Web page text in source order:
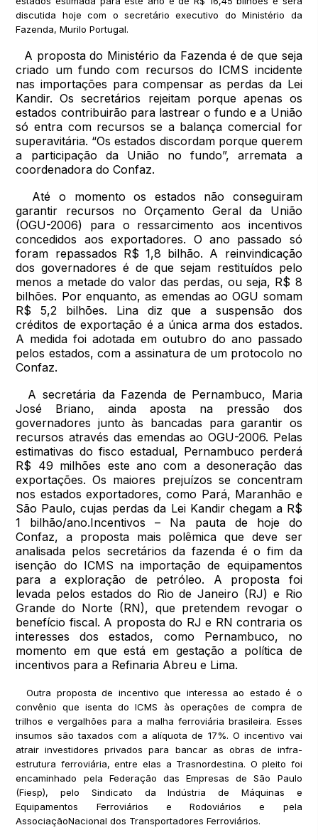
discutida hoje com o secretário executivo do Ministério da
Fazenda, Murilo Portugal.
A proposta do Ministério da Fazenda é de que seja
criado um fundo com recursos do ICMS incidente
nas importações para compensar as perdas da Lei
Kandir. Os secretários rejeitam porque apenas os
estados contribuirão para lastrear o fundo e a União
só entra com recursos se a balança comercial for
superavitária. “Os estados discordam porque querem
a participação da União no fundo”, arremata a
coordenadora do Confaz.
Até o momento os estados não conseguiram
garantir recursos no Orçamento Geral da União
(OGU-2006) para o ressarcimento aos incentivos
concedidos aos exportadores. O ano passado só
foram repassados R$ 1,8 bilhão. A reinvindicação
dos governadores é de que sejam restituídos pelo
menos a metade do valor das perdas, ou seja, R$ 8
bilhões. Por enquanto, as emendas ao OGU somam
R$ 5,2 bilhões. Lina diz que a suspensão dos
créditos de exportação é a única arma dos estados.
A medida foi adotada em outubro do ano passado
pelos estados, com a assinatura de um protocolo no
Confaz.
A secretária da Fazenda de Pernambuco, Maria
José Briano, ainda aposta na pressão dos
governadores junto às bancadas para garantir os
recursos através das emendas ao OGU-2006. Pelas
estimativas do fisco estadual, Pernambuco perderá
R$ 49 milhões este ano com a desoneração das
exportações. Os maiores prejuízos se concentram
nos estados exportadores, como Pará, Maranhão e
São Paulo, cujas perdas da Lei Kandir chegam a R$
1 bilhão/ano.Incentivos – Na pauta de hoje do
Confaz, a proposta mais polêmica que deve ser
analisada pelos secretários da fazenda é o fim da
isenção do ICMS na importação de equipamentos
para a exploração de petróleo. A proposta foi
levada pelos estados do Rio de Janeiro (RJ) e Rio
Grande do Norte (RN), que pretendem revogar o
benefício fiscal. A proposta do RJ e RN contraria os
interesses dos estados, como Pernambuco, no
momento em que está em gestação a política de
incentivos para a Refinaria Abreu e Lima.
Outra proposta de incentivo que interessa ao estado é o
convênio que isenta do ICMS às operações de compra de
trilhos e vergalhões para a malha ferroviária brasileira. Esses
insumos são taxados com a alíquota de 17%. O incentivo vai
atrair investidores privados para bancar as obras de infra-
estrutura ferroviária, entre elas a Trasnordestina. O pleito foi
encaminhado pela Federação das Empresas de São Paulo
(Fiesp), pelo Sindicato da Indústria de Máquinas e
Equipamentos Ferroviários e Rodoviários e pela
AssociaçãoNacional dos Transportadores Ferroviários.